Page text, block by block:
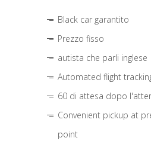
Black car garantito
Prezzo fisso
autista che parli inglese
Automated flight
60 di attesa dopo
Convenient pickup at
point